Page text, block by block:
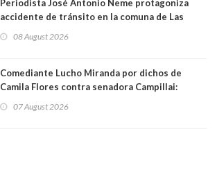
Periodista José Antonio Neme protagoniza
accidente de tránsito en la comuna de Las
08 August 2026
Comediante Lucho Miranda por dichos de
Camila Flores contra senadora Campillai:
forma de quitar dignidad"
07 August 2026